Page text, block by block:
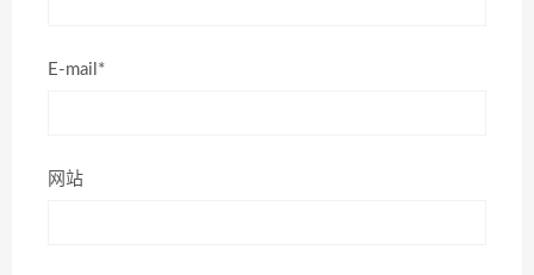
E-mail*
网站